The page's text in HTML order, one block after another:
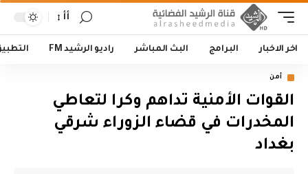
أأ
اخر الاخبار البرامج البث المباشر راديو الرشيد FM
أمن
القوات الأمنية تداهم وكرا لتعاطي
المخدرات في قضاء الزوراء شرقي
بغداد